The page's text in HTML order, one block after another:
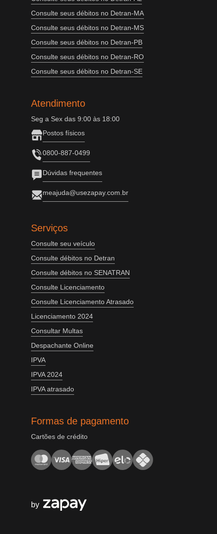
Consulte seus débitos no Detran-MA
Consulte seus débitos no Detran-MS
Consulte seus débitos no Detran-PB
Consulte seus débitos no Detran-RO
Consulte seus débitos no Detran-SE
Atendimento
Seg a Sex das 9:00 às 18:00
Postos físicos
0800-887-0499
Dúvidas frequentes
meajuda@usezapay.com.br
Serviços
Consulte seu veículo
Consulte débitos no Detran
Consulte débitos no SENATRAN
Consulte Licenciamento
Consulte Licenciamento Atrasado
Licenciamento 2024
Consultar Multas
Despachante Online
IPVA
IPVA 2024
IPVA atrasado
Formas de pagamento
Cartões de crédito
by